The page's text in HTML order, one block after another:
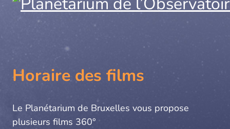
Horaire des films
Le Planétarium de Bruxelles vous propose
plusieurs films 360°